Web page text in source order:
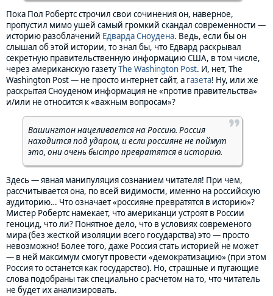
Пока Пол Робертс строчил свои сочинения он, наверное,
пропустил мимо ушей самый громкий скандал современности —
историю разоблачений Едварда Сноудена. Ведь, если бы он
слышал об этой истории, то знал бы, что Едвард раскрывал
секретную правительственную информацию США, в том числе,
через американскую газетуThe Washington Post. И, нет, The
Washington Post — не просто интернет сайт, а газета! Ну, или же
раскрытая Сноуденом информация не «против правительства»
и/или не относится к «важным вопросам»?
Вашингтон нацеливается на Россию. Россия
находится под ударом, и если россияне не поймут
это, они очень быстро превратятся в историю.
Здесь — явная манипуляция сознанием читателя! При чем,
рассчитывается она, по всей видимости, именно на российскую
аудиторию… Что означает «россияне превратятся в историю»?
Мистер Робертс намекает, что американци устроят в России
геноцид, что ли? Понятное дело, что в условиях современого
мира (без жесткой изоляции всего государства) это — просто
невозможно! Более того, даже Россия стать историей не может
— в ней максимум смогут провести «демократизацию» (при этом
Россия то останется как государство). Но, страшные и пугающие
слова подобраны так специально с расчетом на то, что читатель
не будет их анализировать.